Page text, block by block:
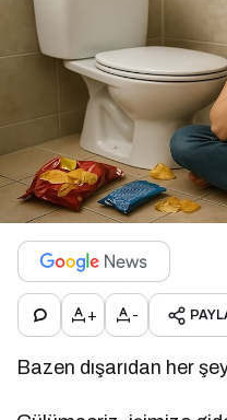
+ -
Bazen dışarıdan her